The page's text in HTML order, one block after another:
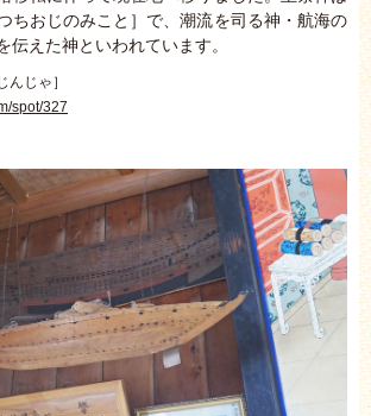
ちおじのみこと］で、潮流を司る神・航海の
伝えた神といわれています。
んじゃ］
spot/327